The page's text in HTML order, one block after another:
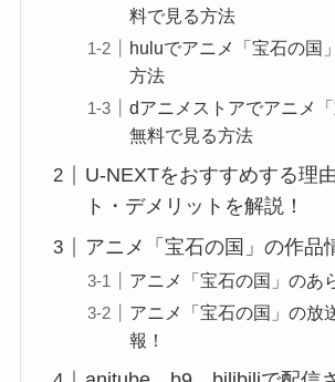
料で見る方法
huluでアニメ「宝石の国
方法
dアニメストアでアニメ
無料で見る方法
U-NEXTをおすすめする理
ト・デメリットを解説！
アニメ「宝石の国」の作品
アニメ「宝石の国」のあ
アニメ「宝石の国」の放
報！